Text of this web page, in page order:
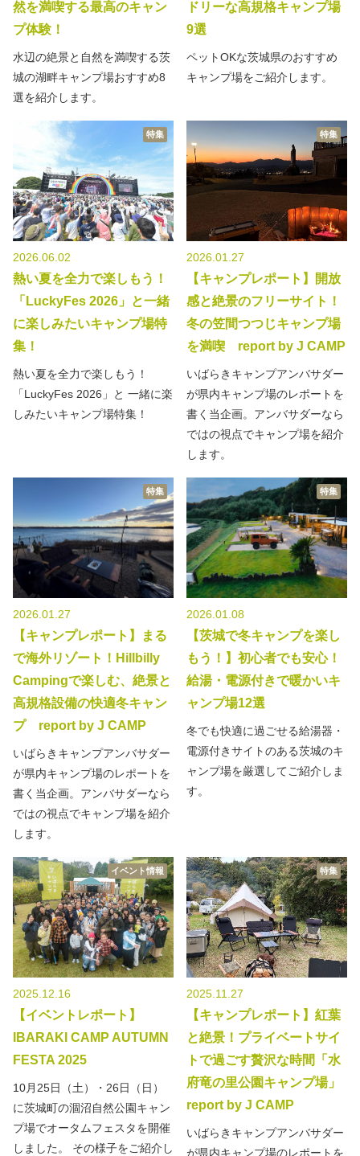
然を満喫する最高のキャン
プ体験！
水辺の絶景と自然を満喫する茨
城の湖畔キャンプ場おすすめ8
選を紹介します。
ドリーな高規格キャンプ場
9選
ペットOKな茨城県のおすすめ
キャンプ場をご紹介します。
特集
2026.06.02
熱い夏を全力で楽しもう！
「LuckyFes 2026」と一緒
に楽しみたいキャンプ場特
集！
熱い夏を全力で楽しもう！
「LuckyFes 2026」と 一緒に楽
しみたいキャンプ場特集！
特集
2026.01.27
【キャンプレポート】開放
感と絶景のフリーサイト！
冬の笠間つつじキャンプ場
を満喫 report by J CAMP
いばらきキャンプアンバサダー
が県内キャンプ場のレポートを
書く当企画。アンバサダーなら
ではの視点でキャンプ場を紹介
します。
特集
2026.01.27
【キャンプレポート】まる
で海外リゾート！Hillbilly
Campingで楽しむ、絶景と
高規格設備の快適冬キャン
プ report by J CAMP
いばらきキャンプアンバサダー
が県内キャンプ場のレポートを
書く当企画。アンバサダーなら
ではの視点でキャンプ場を紹介
します。
特集
2026.01.08
【茨城で冬キャンプを楽し
もう！】初心者でも安心！
給湯・電源付きで暖かいキ
ャンプ場12選
冬でも快適に過ごせる給湯器・
電源付きサイトのある茨城のキ
ャンプ場を厳選してご紹介しま
す。
イベント情報
2025.12.16
【イベントレポート】
IBARAKI CAMP AUTUMN
FESTA 2025
10月25日（土）・26日（日）
に茨城町の涸沼自然公園キャン
プ場でオータムフェスタを開催
しました。 その様子をご紹介し
特集
2025.11.27
【キャンプレポート】紅葉
と絶景！プライベートサイ
トで過ごす贅沢な時間「水
府竜の里公園キャンプ場」
report by J CAMP
いばらきキャンプアンバサダー
が県内キャンプ場のレポートを